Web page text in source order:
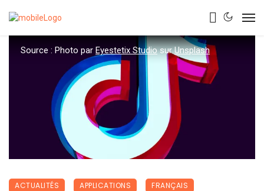
Source : Photo par Eyestetix StudiosurUnsplash
ACTUALITÉS APPLICATIONS FRANÇAIS